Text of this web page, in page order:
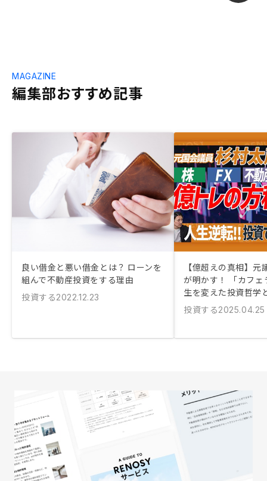
編集部おすすめ記事
MAGAZINE
良い借金と悪い借金とは？ ローンを
組んで不動産投資をする理由
投資する2022.12.23
【億超えの真相】
が明かす！ 「カフ
生を変えた投資哲学
投資する2025.04.25